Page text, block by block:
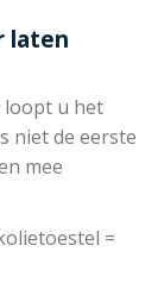
laten
loopt u het
niet de eerste
mee
=